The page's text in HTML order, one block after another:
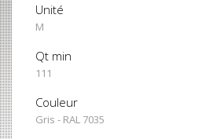
Unité
M
Qt min
111
Couleur
Gris - RAL 7035